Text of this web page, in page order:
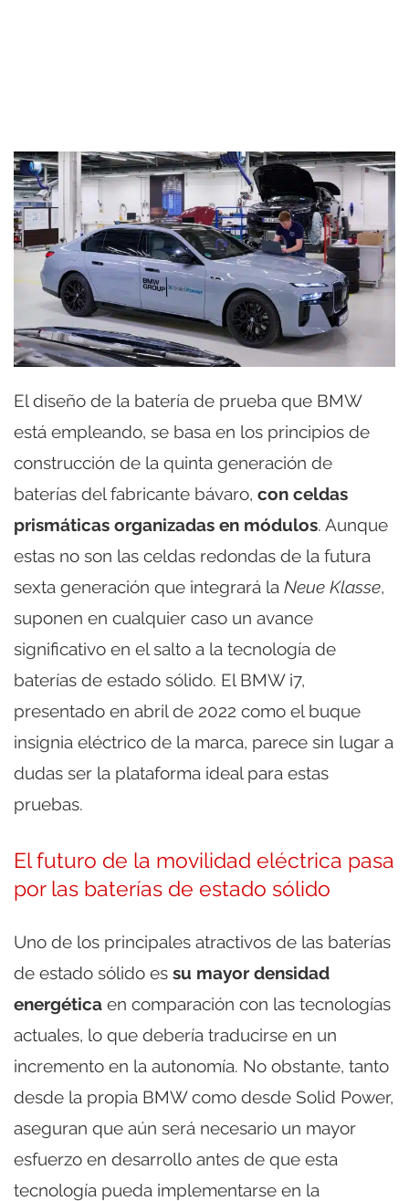
El diseño de la batería de prueba que BMW
está empleando, se basa en los principios de
construcción de la quinta generación de
baterías del fabricante bávaro, con celdas
prismáticas organizadas en módulos. Aunque
estas no son las celdas redondas de la futura
sexta generación que integrará la Neue Klasse,
suponen en cualquier caso un avance
significativo en el salto a la tecnología de
baterías de estado sólido. El BMW i7,
presentado en abril de 2022 como el buque
insignia eléctrico de la marca, parece sin lugar a
dudas ser la plataforma ideal para estas
pruebas.
El futuro de la movilidad eléctrica pasa
por las baterías de estado sólido
Uno de los principales atractivos de las baterías
de estado sólido es su mayor densidad
energética en comparación con las tecnologías
actuales, lo que debería traducirse en un
incremento en la autonomía. No obstante, tanto
desde la propia BMW como desde Solid Power,
aseguran que aún será necesario un mayor
esfuerzo en desarrollo antes de que esta
tecnología pueda implementarse en la